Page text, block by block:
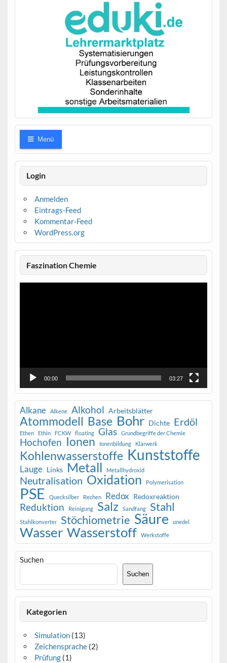
Menü
Login
Anmelden
Eintrags-Feed
Kommentar-Feed
WordPress.org
Faszination Chemie
00:00 03:27
Alkane Alkene Alkohol Arbeitsblätter
Atommodell Base Bohr Dichte Erdöl
Ethen Ethin FCKW floating Glas Grundbegriffe der Chemie
Hochofen Ionen Ionenbildung Klärwerk
Kohlenwasserstoffe Kunststoffe
Lauge Links Metall Metallhydroxid
Neutralisation Oxidation Polymerisation
PSE Quecksilber Rechen Redox Redoxreaktion
Reduktion Reinigung Salz Sandfang Stahl
Stahlkonverter Stöchiometrie Säure unedel
Wasser Wasserstoff Werkstoffe
Suchen
Suchen
Kategorien
Simulation(13)
Zeichensprache(2)
Prüfung(1)